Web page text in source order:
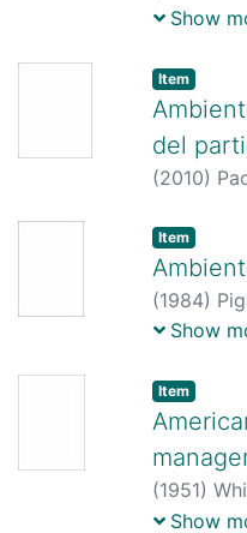
CONICET,
Zaixso,
Show
Item
del
(2010)
Item
(1984)
Beatriz
Show
Item
(1951)
Edward A.
Show